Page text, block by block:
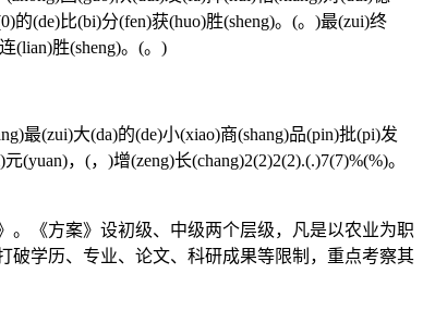
的(de)比(bi)分(fen)获(huo)胜(sheng)。(。)最(zui)终
(lian)胜(sheng)。(。)
(zui)大(da)的(de)小(xiao)商(shang)品(pin)批(pi)发
(yuan)，(，)增(zeng)长(chang)2(2)2(2).(.)7(7)%(%)。
《方案》设初级、中级两个层级，凡是以农业为职
破学历、专业、论文、科研成果等限制，重点考察其